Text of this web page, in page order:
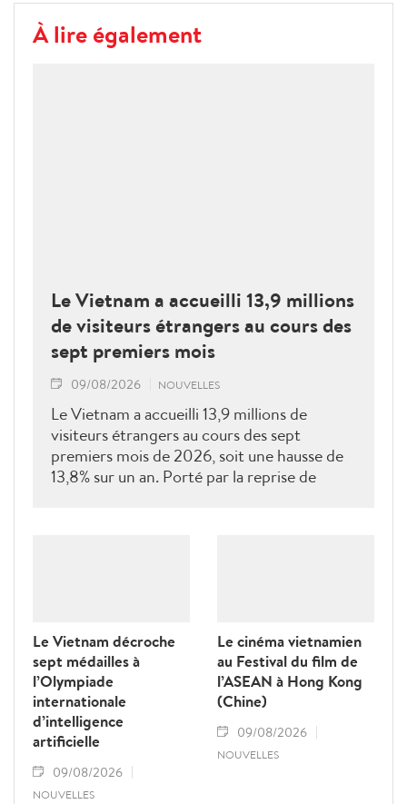
À lire également
Le Vietnam a accueilli 13,9 millions
de visiteurs étrangers au cours des
sept premiers mois
09/08/2026 NOUVELLES
Le Vietnam a accueilli 13,9 millions de
visiteurs étrangers au cours des sept
premiers mois de 2026, soit une hausse de
13,8% sur un an. Porté par la reprise de
Le Vietnam décroche
sept médailles à
l’Olympiade
internationale
d’intelligence
artificielle
09/08/2026
NOUVELLES
Le cinéma vietnamien
au Festival du film de
l’ASEAN à Hong Kong
(Chine)
09/08/2026
NOUVELLES